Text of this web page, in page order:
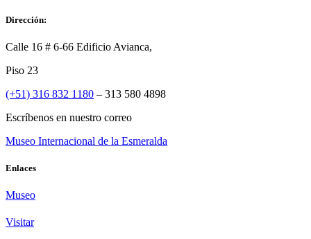
Dirección:
Calle 16 # 6-66 Edificio Avianca,
Piso 23
(+51) 316 832 1180 – 313 580 4898
Escríbenos en nuestro correo
Museo Internacional de la Esmeralda
Enlaces
Museo
Visitar